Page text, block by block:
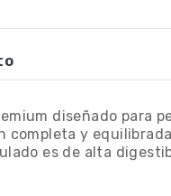
diseñado
y
es de alta